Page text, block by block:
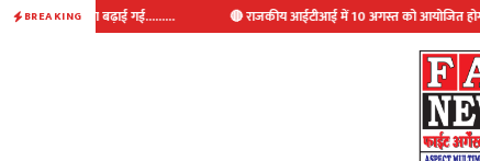
BREAKING
गई......... 🔴 राजकीय आईटीआई में 10 अगस्त को आयोजित होगा अप्रेन्टिसशित मेला